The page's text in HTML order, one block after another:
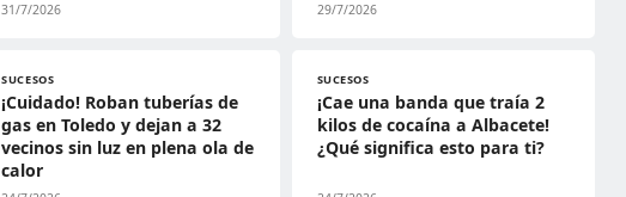
31/7/2026 29/7/2026
SUCESOS
¡Cuidado! Roban tuberías de
gas en Toledo y dejan a 32
vecinos sin luz en plena ola de
calor
SUCESOS
¡Cae una banda que traía 2
kilos de cocaína a Albacete!
¿Qué significa esto para ti?